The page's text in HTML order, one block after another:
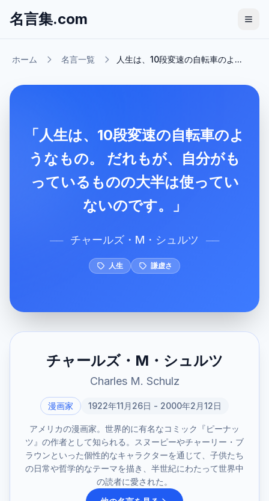
名言集.com
ホーム 名言一覧 人生は、10段変速の自転車のよ...
「人生は、10段変速の自転車のよ
うなもの。 だれもが、自分がも
っているものの大半は使ってい
ないのです。」
── チャールズ・M・シュルツ ──
人生 謙虚さ
チャールズ・M・シュルツ
Charles M. Schulz
漫画家 1922年11月26日 - 2000年2月12日
アメリカの漫画家。世界的に有名なコミック『ピーナッ
ツ』の作者として知られる。スヌーピーやチャーリー・ブ
ラウンといった個性的なキャラクターを通じて、子供たち
の日常や哲学的なテーマを描き、半世紀にわたって世界中
の読者に愛された。